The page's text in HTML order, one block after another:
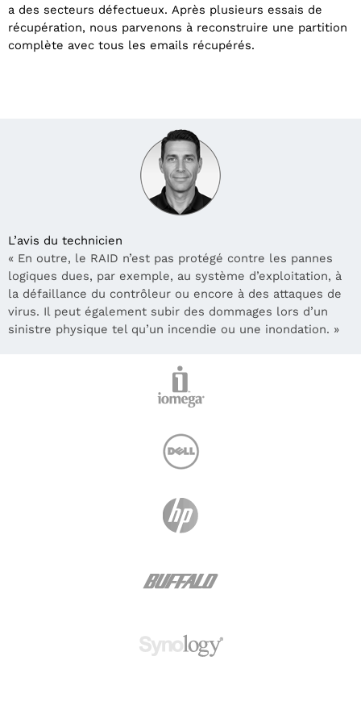
a des secteurs défectueux. Après plusieurs essais de
récupération, nous parvenons à reconstruire une partition
complète avec tous les emails récupérés.
L’avis du technicien
« En outre, le RAID n’est pas protégé contre les pannes
logiques dues, par exemple, au système d’exploitation, à
la défaillance du contrôleur ou encore à des attaques de
virus. Il peut également subir des dommages lors d’un
sinistre physique tel qu’un incendie ou une inondation. »